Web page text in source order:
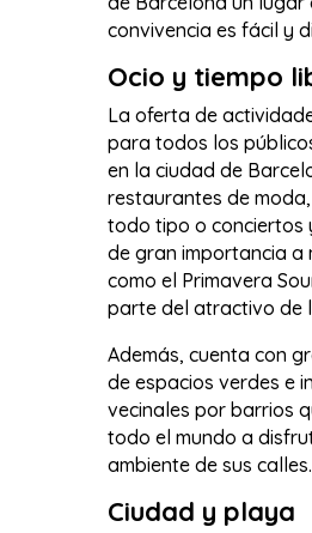
convivencia es fácil y
Ocio y tiempo
La oferta de
para todos los
en la ciudad de
restaurantes de
todo tipo o conciertos
de gran importancia a
como el Primavera
parte del atractivo de
Además, cuenta con
de espacios verdes e
vecinales por barrios
todo el mundo a
ambiente de sus calles.
Ciudad y playa